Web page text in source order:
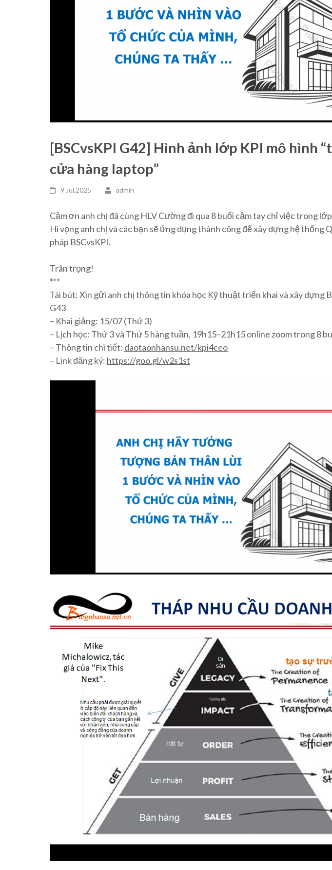
[BSCvsKPI G42] Hình ảnh lớp KPI mô hình
cửa hàng laptop”
9 Jul,2025 admin
Cảm ơn anh chị đã cùng HLV Cường đi qua 8 buổi cầm tay chỉ việc trong
Hi vọng anh chị và các bạn sẽ ứng dụng thành công để xây dựng hệ thống
pháp BSCvsKPI.
Trân trọng!
***
Tái bút: Xin gửi anh chị thông tin khóa học Kỹ thuật triển khai và xây dựng
G43
– Khai giảng: 15/07 (Thứ 3)
– Lịch học: Thứ 3 và Thứ 5 hàng tuần, 19h15–21h15 online zoom trong 8
– Thông tin chi tiết: daotaonhansu.net/kpi4ceo
– Link đăng ký: https://goo.gl/w2s1st